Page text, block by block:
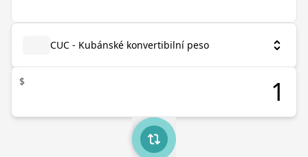
CUC - Kubánské konvertibilní peso
$